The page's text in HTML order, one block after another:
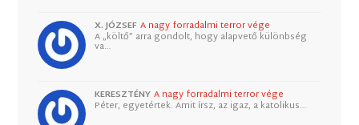
X. JÓZSEF A nagy forradalmi terror vége
A „költő” arra gondolt, hogy alapvető különbség
va…
KERESZTÉNY A nagy forradalmi terror vége
Péter, egyetértek. Amit írsz, az igaz, a katolikus…